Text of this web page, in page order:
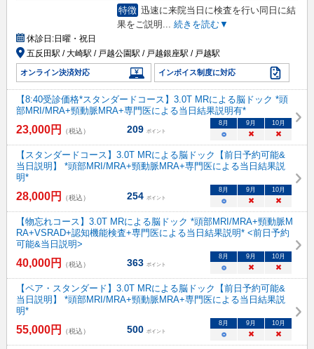
特徴 迅速に来院当日に検査を行い同日に結
果をご説明 ... 続きを読む▼
休診日:日曜・祝日
五反田駅 / 大崎駅 / 戸越公園駅 / 戸越銀座駅 / 戸越駅
オンライン決済対応 インボイス制度に対応
【8:40受診価格*スタンダードコース】3.0T MRによる脳ドック *頭
部MRI/MRA+頸動脈MRA+専門医による当日結果説明有*
23,000円 （税込） 209 ポイント
8月 9月 10月
○ × ×
【スタンダードコース】3.0T MRによる脳ドック【前日予約可能&
当日説明】 *頭部MRI/MRA+頸動脈MRA+専門医による当日結果説
明*
28,000円 （税込） 254 ポイント
8月 9月 10月
○ × ×
【物忘れコース】3.0T MRによる脳ドック *頭部MRI/MRA+頸動脈M
RA+VSRAD+認知機能検査+専門医による当日結果説明* <前日予約
可能&当日説明>
40,000円 （税込） 363 ポイント
8月 9月 10月
○ × ×
【ペア・スタンダード】3.0T MRによる脳ドック【前日予約可能&
当日説明】 *頭部MRI/MRA+頸動脈MRA+専門医による当日結果説
明*
55,000円 （税込） 500 ポイント
8月 9月 10月
○ × ×